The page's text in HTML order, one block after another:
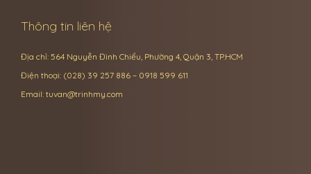
Thông tin liên hệ
Địa chỉ: 564 Nguyễn Đình Chiểu, Phường 4, Quận 3, TP.HCM
Điện thoại: (028) 39 257 886 – 0918 599 611
Email: tuvan@trinhmy.com